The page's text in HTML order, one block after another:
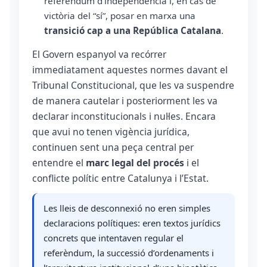
victòria del “sí”, posar en marxa una
transició cap a una República Catalana.
El Govern espanyol va recórrer
immediatament aquestes normes davant el
Tribunal Constitucional, que les va suspendre
de manera cautelar i posteriorment les va
declarar inconstitucionals i nul·les. Encara
que avui no tenen vigència jurídica,
continuen sent una peça central per
entendre el marc legal del procés i el
conflicte polític entre Catalunya i l’Estat.
Les lleis de desconnexió no eren simples
declaracions polítiques: eren textos jurídics
concrets que intentaven regular el
referèndum, la successió d’ordenaments i